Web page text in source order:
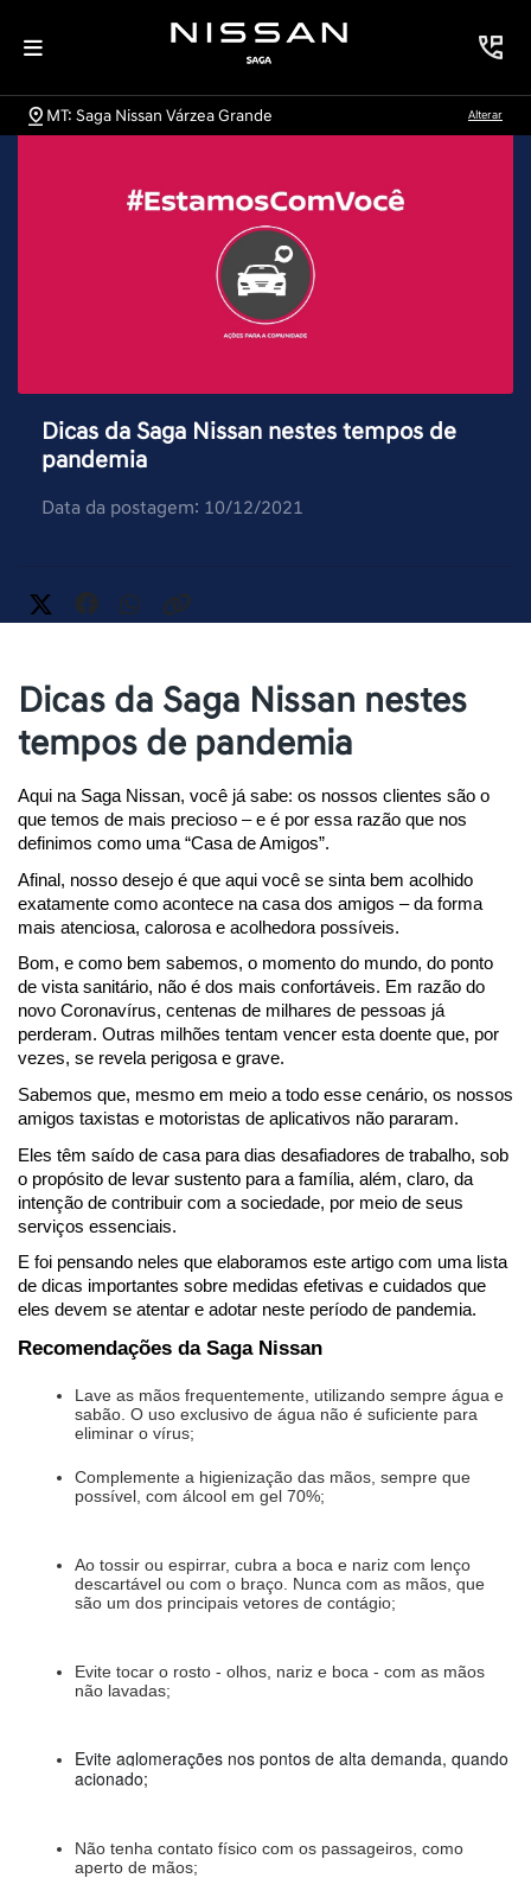
MT: Saga Nissan Várzea Grande Alterar
Dicas da Saga Nissan nestes tempos de
pandemia
Data da postagem: 10/12/2021
Dicas da Saga Nissan nestes
tempos de pandemia
Aqui na Saga Nissan, você já sabe: os nossos clientes são o
que temos de mais precioso – e é por essa razão que nos
definimos como uma “Casa de Amigos”.
Afinal, nosso desejo é que aqui você se sinta bem acolhido
exatamente como acontece na casa dos amigos – da forma
mais atenciosa, calorosa e acolhedora possíveis.
Bom, e como bem sabemos, o momento do mundo, do ponto
de vista sanitário, não é dos mais confortáveis. Em razão do
novo Coronavírus, centenas de milhares de pessoas já
perderam. Outras milhões tentam vencer esta doente que, por
vezes, se revela perigosa e grave.
Sabemos que, mesmo em meio a todo esse cenário, os nossos
amigos taxistas e motoristas de aplicativos não pararam.
Eles têm saído de casa para dias desafiadores de trabalho, sob
o propósito de levar sustento para a família, além, claro, da
intenção de contribuir com a sociedade, por meio de seus
serviços essenciais.
E foi pensando neles que elaboramos este artigo com uma lista
de dicas importantes sobre medidas efetivas e cuidados que
eles devem se atentar e adotar neste período de pandemia.
Recomendações da Saga Nissan
Lave as mãos frequentemente, utilizando sempre água e
sabão. O uso exclusivo de água não é suficiente para
eliminar o vírus;
Complemente a higienização das mãos, sempre que
possível, com álcool em gel 70%;
Ao tossir ou espirrar, cubra a boca e nariz com lenço
descartável ou com o braço. Nunca com as mãos, que
são um dos principais vetores de contágio;
Evite tocar o rosto - olhos, nariz e boca - com as mãos
não lavadas;
Evite aglomerações nos pontos de alta demanda, quando
acionado;
Não tenha contato físico com os passageiros, como
aperto de mãos;